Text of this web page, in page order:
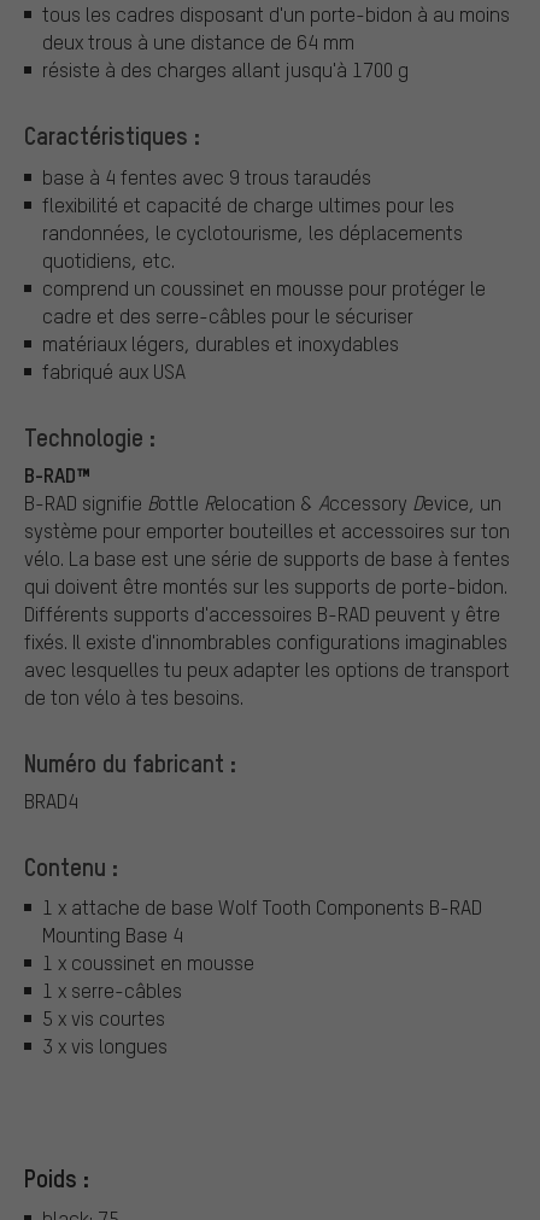
tous les cadres disposant d'un porte-bidon à au moins
deux trous à une distance de 64 mm
résiste à des charges allant jusqu'à 1700 g
Caractéristiques :
base à 4 fentes avec 9 trous taraudés
flexibilité et capacité de charge ultimes pour les
randonnées, le cyclotourisme, les déplacements
quotidiens, etc.
comprend un coussinet en mousse pour protéger le
cadre et des serre-câbles pour le sécuriser
matériaux légers, durables et inoxydables
fabriqué aux USA
Technologie :
B-RAD™
B-RAD signifie Bottle Relocation & Accessory Device, un
système pour emporter bouteilles et accessoires sur ton
vélo. La base est une série de supports de base à fentes
qui doivent être montés sur les supports de porte-bidon.
Différents supports d'accessoires B-RAD peuvent y être
fixés. Il existe d'innombrables configurations imaginables
avec lesquelles tu peux adapter les options de transport
de ton vélo à tes besoins.
Numéro du fabricant :
BRAD4
Contenu :
1 x attache de base Wolf Tooth Components B-RAD
Mounting Base 4
1 x coussinet en mousse
1 x serre-câbles
5 x vis courtes
3 x vis longues
Poids :